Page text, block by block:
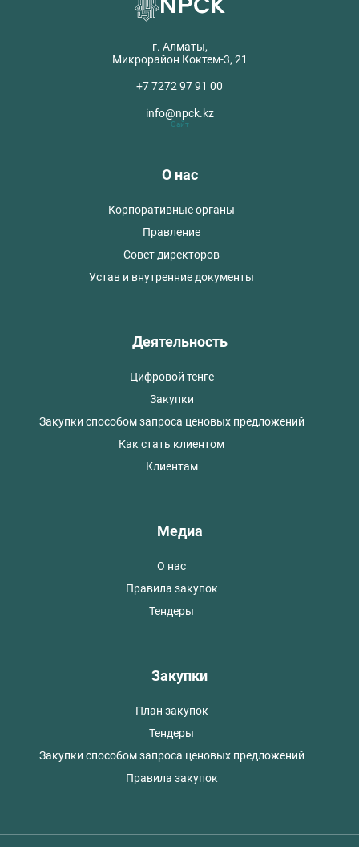
г. Алматы,
Микрорайон Коктем-3, 21
+7 7272 97 91 00
info@npck.kz
Сайт
О нас
Корпоративные органы
Правление
Совет директоров
Устав и внутренние документы
Деятельность
Цифровой тенге
Закупки
Закупки способом запроса ценовых предложений
Как стать клиентом
Клиентам
Медиа
О нас
Правила закупок
Тендеры
Закупки
План закупок
Тендеры
Закупки способом запроса ценовых предложений
Правила закупок